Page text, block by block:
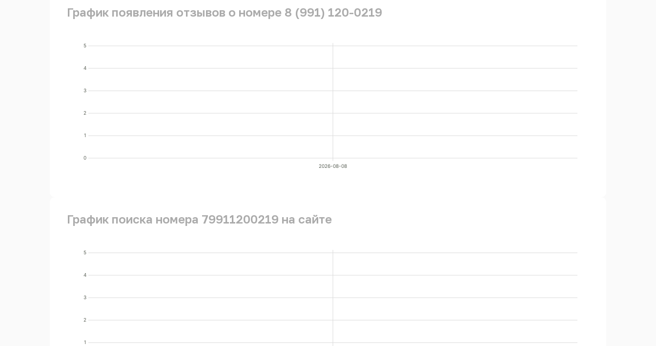
График появления отзывов о номере 8 (991) 120-0219
0
1
2
3
4
5
2026-08-08
График поиска номера 79911200219 на сайте
1
2
3
4
5